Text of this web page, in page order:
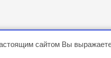
сайтом Вы